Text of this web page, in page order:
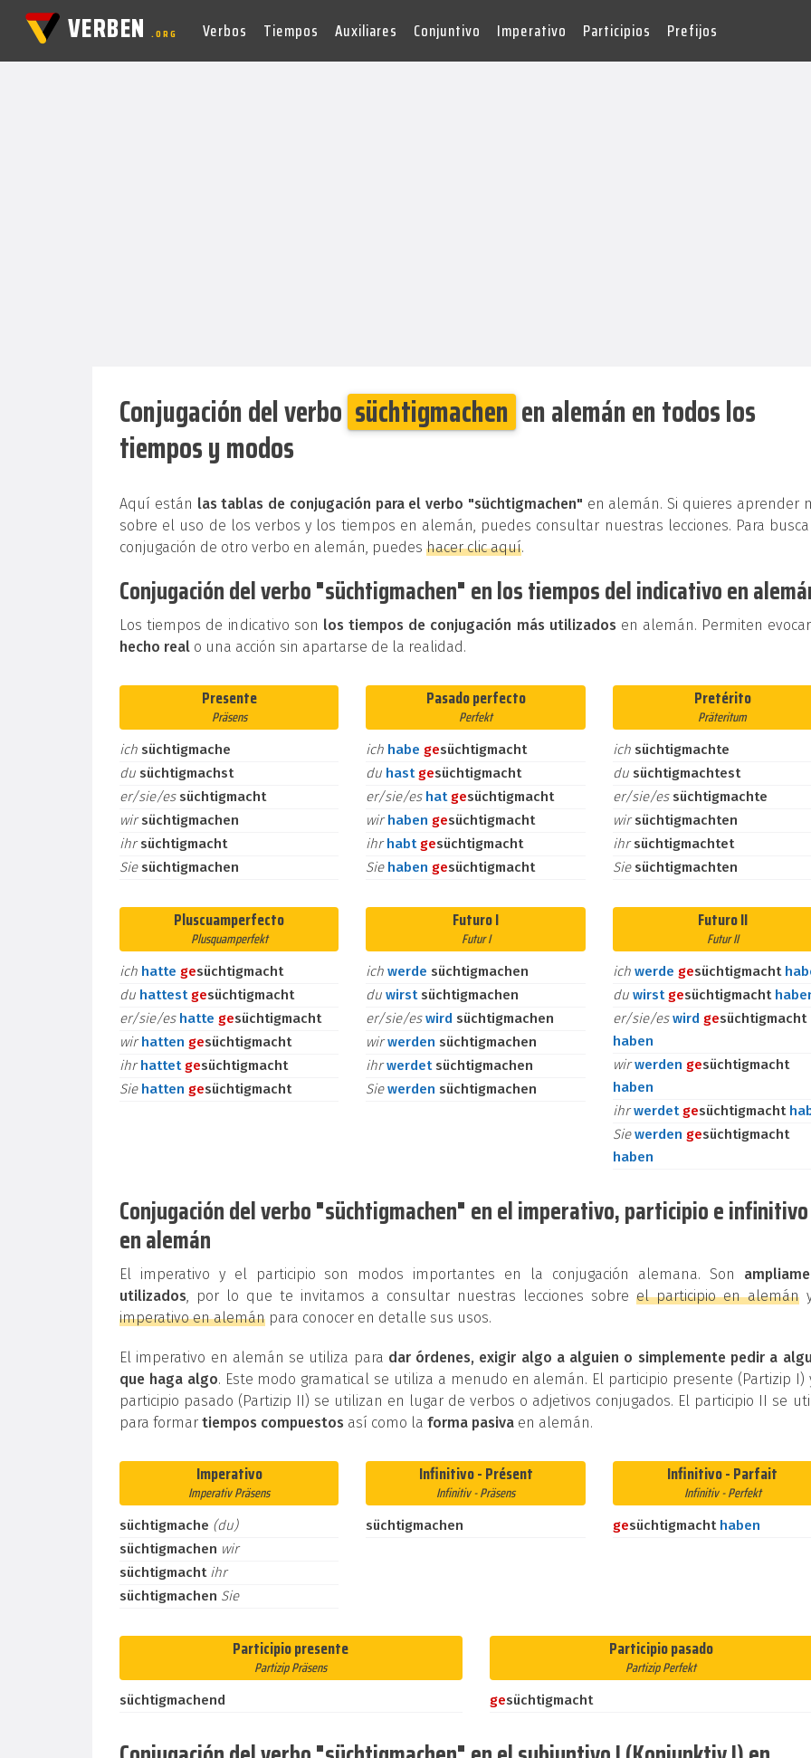
VERBEN.ORG Verbos Tiempos Auxiliares Conjuntivo Imperativo Participios Prefijos
Conjugación del verbo süchtigmachen en alemán en todos los
tiempos y modos
Aquí están las tablas de conjugación para el verbo "süchtigmachen" en alemán. Si quieres aprender
sobre el uso de los verbos y los tiempos en alemán, puedes consultar nuestras lecciones. Para
conjugación de otro verbo en alemán, puedes hacer clic aquí.
Conjugación del verbo "süchtigmachen" en los tiempos del indicativo en
Los tiempos de indicativo son los tiempos de conjugación más utilizados en alemán. Permiten
hecho real o una acción sin apartarse de la realidad.
Presente
Präsens
ich süchtigmache
du süchtigmachst
er/sie/es süchtigmacht
wirsüchtigmachen
ihrsüchtigmacht
Sie süchtigmachen
Pasado perfecto
Perfekt
ich habe gesüchtigmacht
du hast gesüchtigmacht
er/sie/es hat gesüchtigmacht
wirhaben gesüchtigmacht
ihrhabt gesüchtigmacht
Sie haben gesüchtigmacht
Pretérito
Präteritum
ich süchtigmachte
du süchtigmachtest
er/sie/es süchtigmachte
wirsüchtigmachten
ihrsüchtigmachtet
Sie süchtigmachten
Pluscuamperfecto
Plusquamperfekt
ich hatte gesüchtigmacht
du hattest gesüchtigmacht
er/sie/es hatte gesüchtigmacht
wirhatten gesüchtigmacht
ihrhattet gesüchtigmacht
Sie hatten gesüchtigmacht
Futuro I
Futur I
ichwerde süchtigmachen
duwirst süchtigmachen
er/sie/eswird süchtigmachen
wirwerden süchtigmachen
ihrwerdet süchtigmachen
Siewerden süchtigmachen
Futuro II
Futur II
ich werde gesüchtigmacht
du wirst gesüchtigmacht
er/sie/eswird gesüchtigmacht
haben
wirwerden gesüchtigmacht
haben
ihrwerdet gesüchtigmacht
Siewerden gesüchtigmacht
haben
Conjugación del verbo "süchtigmachen" en el imperativo, participio e infinitivo
en alemán
El imperativo y el participio son modos importantes en la conjugación alemana. Son
utilizados, por lo que te invitamos a consultar nuestras lecciones sobre el participio en alemán
imperativo en alemán para conocer en detalle sus usos.
El imperativo en alemán se utiliza para dar órdenes, exigir algo a alguien o simplemente pedir a
que haga algo. Este modo gramatical se utiliza a menudo en alemán. El participio presente (Partizip I)
participio pasado (Partizip II) se utilizan en lugar de verbos o adjetivos conjugados. El participio II se
para formar tiempos compuestos así como la forma pasiva en alemán.
Imperativo
Imperativ Präsens
süchtigmache (du)
süchtigmachen wir
süchtigmacht ihr
süchtigmachen Sie
Infinitivo - Présent
Infinitiv - Präsens
süchtigmachen
Infinitivo - Parfait
Infinitiv - Perfekt
gesüchtigmacht haben
Participio presente
Partizip Präsens
süchtigmachend
Participio pasado
Partizip Perfekt
gesüchtigmacht